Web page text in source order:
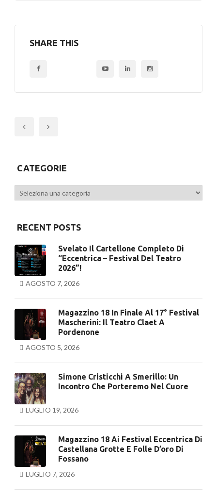
SHARE THIS
CATEGORIE
Categorie
RECENT POSTS
Svelato Il Cartellone Completo Di
“Eccentrica – Festival Del Teatro
2026”!
AGOSTO 7, 2026
Magazzino 18 In Finale Al 17° Festival
Mascherini: Il Teatro Claet A
Pordenone
AGOSTO 5, 2026
Simone Cristicchi A Smerillo: Un
Incontro Che Porteremo Nel Cuore
LUGLIO 19, 2026
Magazzino 18 Ai Festival Eccentrica Di
Castellana Grotte E Folle D’oro Di
Fossano
LUGLIO 7, 2026